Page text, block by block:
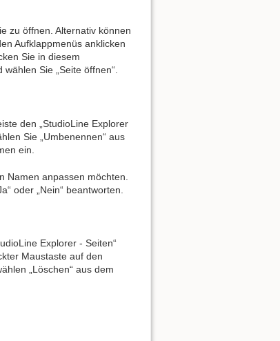
zu öffnen. Alternativ können
Aufklappmenüs anklicken
Sie in diesem
Sie „Seite öffnen“.
den „StudioLine Explorer
Sie „Umbenennen“ aus
ein.
Namen anpassen möchten.
oder „Nein“ beantworten.
Explorer - Seiten“
Maustaste auf den
„Löschen“ aus dem